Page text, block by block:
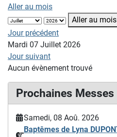
Aller au mois
Aller au mois
Jour précédent
Mardi 07 Juillet 2026
Jour suivant
Aucun évènement trouvé
Prochaines Messes
Samedi, 08 Aoû. 2026
Baptêmes de Lyna